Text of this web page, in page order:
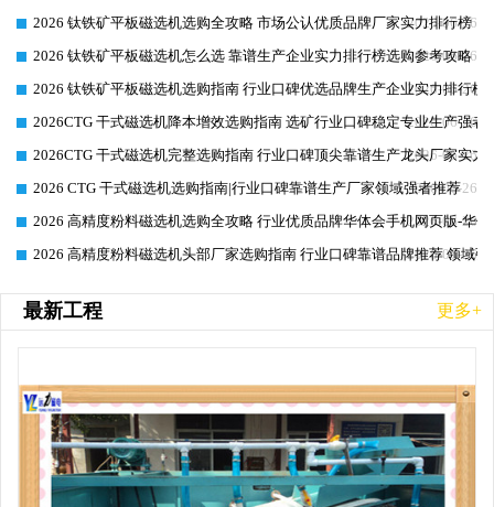
2026-06-26
2026 钛铁矿平板磁选机选购全攻略 市场公认优质品牌厂家实力排行榜
2026-06-26
2026 钛铁矿平板磁选机怎么选 靠谱生产企业实力排行榜选购参考攻略
2026-06-26
2026 钛铁矿平板磁选机选购指南 行业口碑优选品牌生产企业实力排行榜
2026-06-26
2026CTG 干式磁选机降本增效选购指南 选矿行业口碑稳定专业生产强者
2026-06-26
2026CTG 干式磁选机完整选购指南 行业口碑顶尖靠谱生产龙头厂家实力
2026-06-26
2026 CTG 干式磁选机选购指南|行业口碑靠谱生产厂家领域强者推荐
2026-06-26
2026 高精度粉料磁选机选购全攻略 行业优质品牌华体会手机网页版-华
2026-06-26
2026 高精度粉料磁选机头部厂家选购指南 行业口碑靠谱品牌推荐 领域
最新工程 更多+